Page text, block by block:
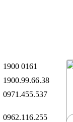
1900 0161
1900.99.66.38
0971.455.537
0962.116.255